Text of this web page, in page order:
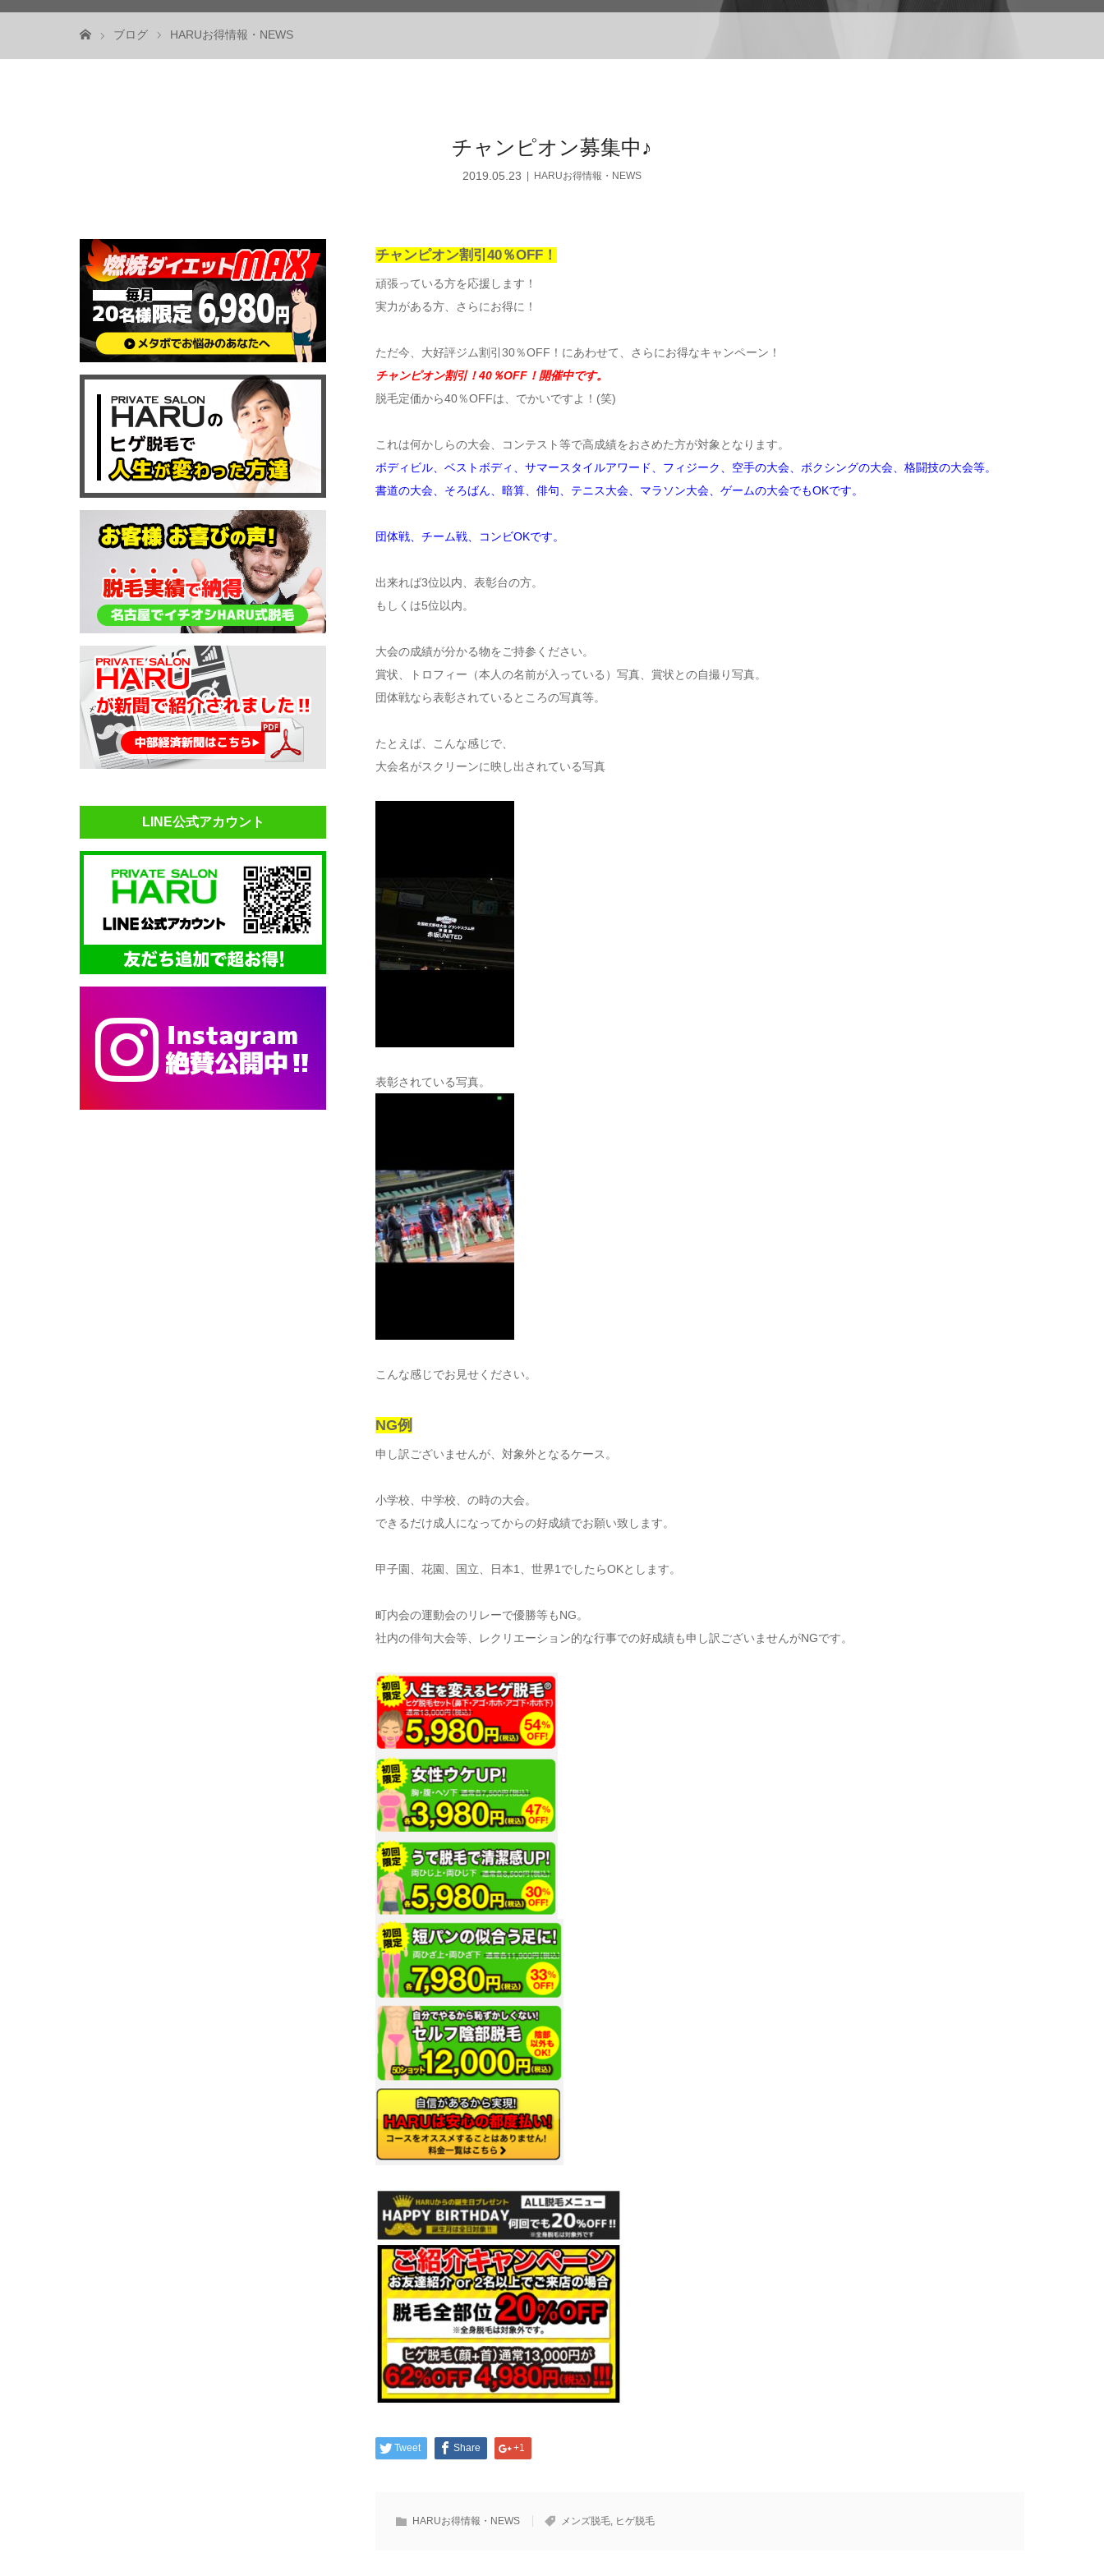
ブログ HARUお得情報・NEWS
チャンピオン募集中♪
2019.05.23 HARUお得情報・NEWS
チャンピオン割引40％OFF！
頑張っている方を応援します！
実力がある方、さらにお得に！
ただ今、大好評ジム割引30％OFF！にあわせて、さらにお得なキャンペーン！
チャンピオン割引！40％OFF！開催中です。
脱毛定価から40％OFFは、でかいですよ！(笑)
これは何かしらの大会、コンテスト等で高成績をおさめた方が対象となります。
ボディビル、ベストボディ、サマースタイルアワード、フィジーク、空手の大会、ボクシングの大会、格闘技の大会等。
書道の大会、そろばん、暗算、俳句、テニス大会、マラソン大会、ゲームの大会でもOKです。
団体戦、チーム戦、コンビOKです。
出来れば3位以内、表彰台の方。
もしくは5位以内。
大会の成績が分かる物をご持参ください。
賞状、トロフィー（本人の名前が入っている）写真、賞状との自撮り写真。
団体戦なら表彰されているところの写真等。
たとえば、こんな感じで、
大会名がスクリーンに映し出されている写真
表彰されている写真。
こんな感じでお見せください。
NG例
申し訳ございませんが、対象外となるケース。
小学校、中学校、の時の大会。
できるだけ成人になってからの好成績でお願い致します。
甲子園、花園、国立、日本1、世界1でしたらOKとします。
町内会の運動会のリレーで優勝等もNG。
社内の俳句大会等、レクリエーション的な行事での好成績も申し訳ございませんがNGです。
Tweet Share +1
HARUお得情報・NEWS メンズ脱毛 ヒゲ脱毛
LINE公式アカウント